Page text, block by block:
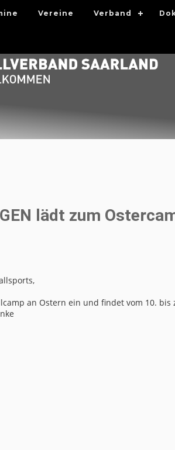
Vereine Verband
lädt zum
an Ostern ein und findet vom 10. bis